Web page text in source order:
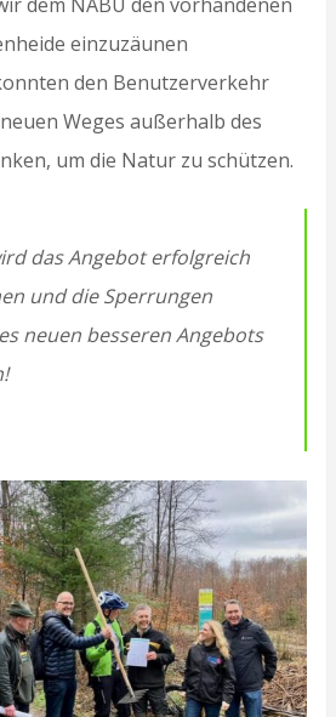
einzuzäunen
den Benutzerverkehr
Weges außerhalb des
um die Natur zu schützen.
das Angebot erfolgreich
und die Sperrungen
neuen besseren Angebots